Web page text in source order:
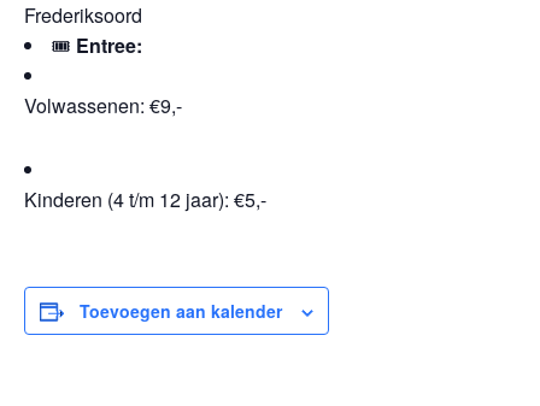
Frederiksoord
🎟️ Entree:
Volwassenen: €9,-
Kinderen (4 t/m 12 jaar): €5,-
Toevoegen aan kalender